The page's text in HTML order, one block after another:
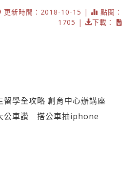
更新時間：2018-10-15 |
點閱：
1705 |
下載：
留學全攻略 創育中心辦講座
公車讚 搭公車抽iphone